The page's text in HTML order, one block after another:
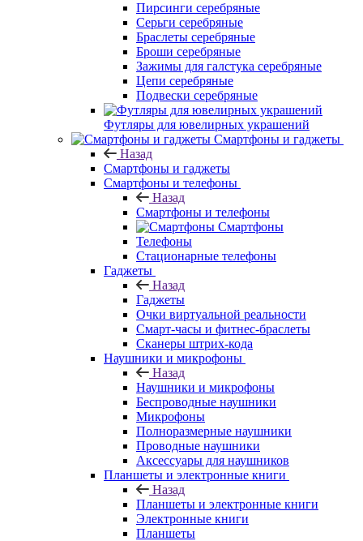
Пирсинги серебряные
Серьги серебряные
Браслеты серебряные
Броши серебряные
Зажимы для галстука серебряные
Цепи серебряные
Подвески серебряные
Футляры для ювелирных украшений
Смартфоны и гаджеты
Назад
Смартфоны и гаджеты
Смартфоны и телефоны
Назад
Смартфоны и телефоны
Смартфоны
Телефоны
Стационарные телефоны
Гаджеты
Назад
Гаджеты
Очки виртуальной реальности
Смарт-часы и фитнес-браслеты
Сканеры штрих-кода
Наушники и микрофоны
Назад
Наушники и микрофоны
Беспроводные наушники
Микрофоны
Полноразмерные наушники
Проводные наушники
Аксессуары для наушников
Планшеты и электронные книги
Назад
Планшеты и электронные книги
Электронные книги
Планшеты